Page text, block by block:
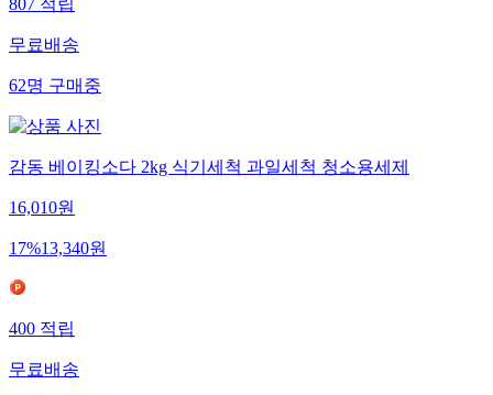
807적립
무료배송
62명구매중
감동 베이킹소다 2kg 식기세척 과일세척 청소용세제
16,010원
17%13,340원
400적립
무료배송